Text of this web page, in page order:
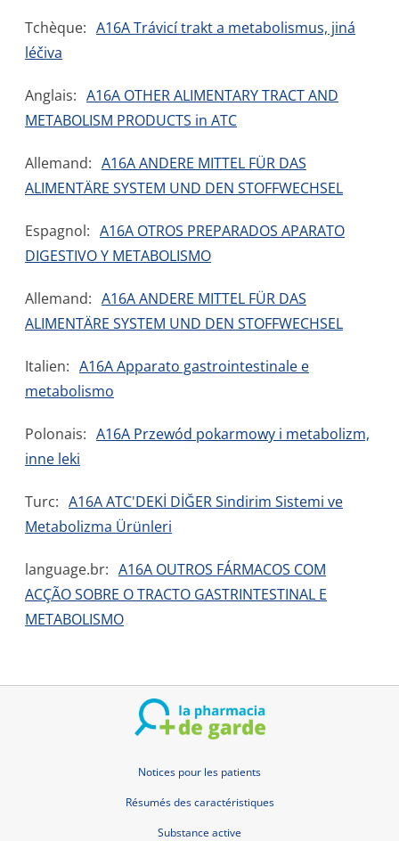
Tchèque: A16A Trávicí trakt a metabolismus, jiná
léčiva
Anglais: A16A OTHER ALIMENTARY TRACT AND
METABOLISM PRODUCTS in ATC
Allemand: A16A ANDERE MITTEL FÜR DAS
ALIMENTÄRE SYSTEM UND DEN STOFFWECHSEL
Espagnol: A16A OTROS PREPARADOS APARATO
DIGESTIVO Y METABOLISMO
Allemand: A16A ANDERE MITTEL FÜR DAS
ALIMENTÄRE SYSTEM UND DEN STOFFWECHSEL
Italien: A16A Apparato gastrointestinale e
metabolismo
Polonais: A16A Przewód pokarmowy i metabolizm,
inne leki
Turc: A16A ATC'DEKİ DİĞER Sindirim Sistemi ve
Metabolizma Ürünleri
language.br: A16A OUTROS FÁRMACOS COM
ACÇÃO SOBRE O TRACTO GASTRINTESTINAL E
METABOLISMO
Notices pour les patients
Résumés des caractéristiques
Substance active